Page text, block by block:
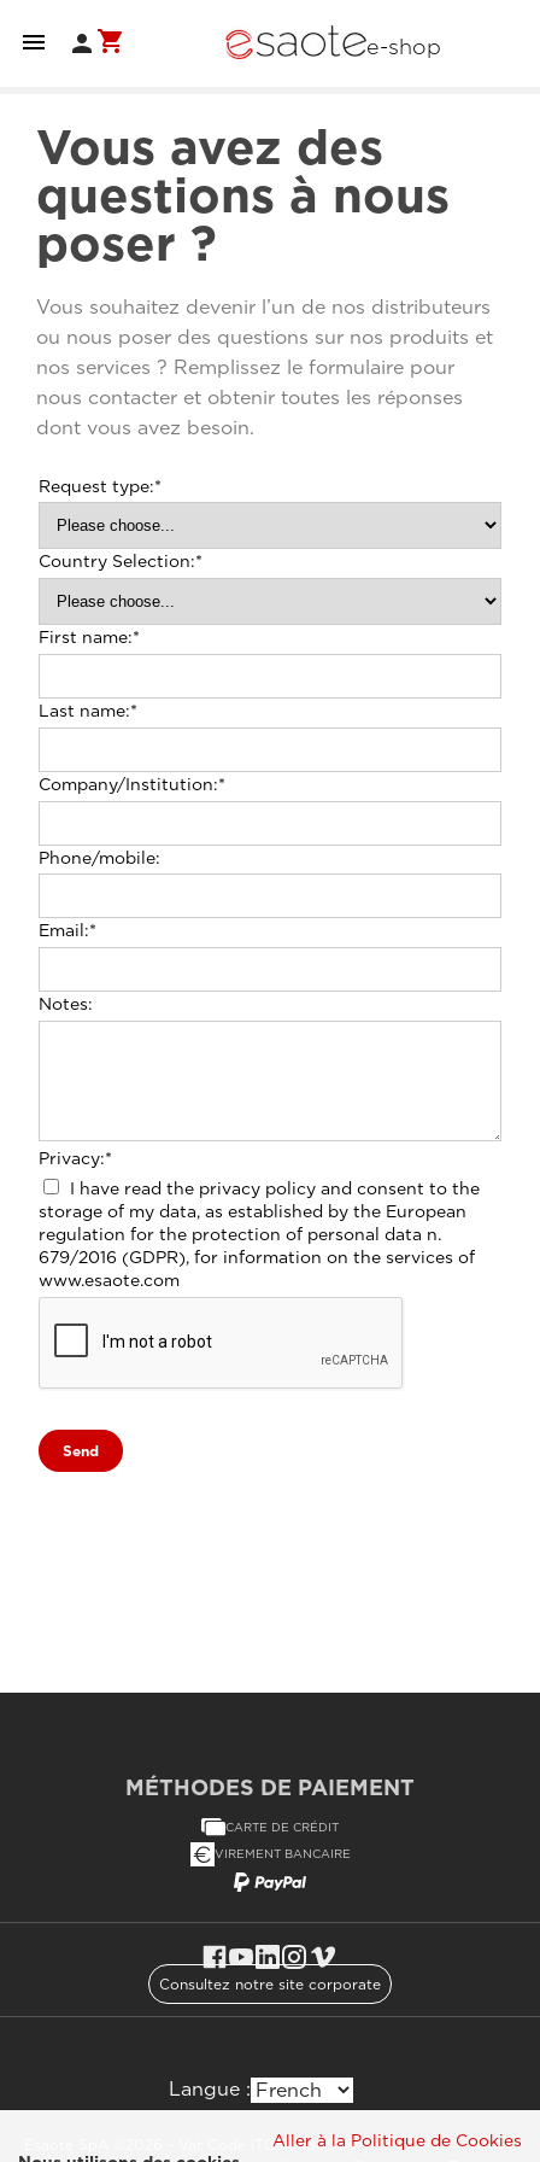
  shopping_cart e-shop
Vous avez des
questions à nous
poser ?
Vous souhaitez devenir l’un de nos distributeurs
ou nous poser des questions sur nos produits et
nos services ? Remplissez le formulaire pour
nous contacter et obtenir toutes les réponses
dont vous avez besoin.
MÉTHODES DE PAIEMENT
CARTE DE CRÉDIT
VIREMENT BANCAIRE
Consultez notre site corporate
Langue :
Esaote SpA ©2026 - Vat Code IT05131180969Aller à la Politique de Cookies